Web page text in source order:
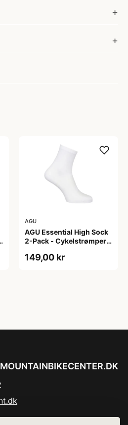
AGU
AGU Essential High Sock
2-Pack - Cykelstrømper -
149,00 kr